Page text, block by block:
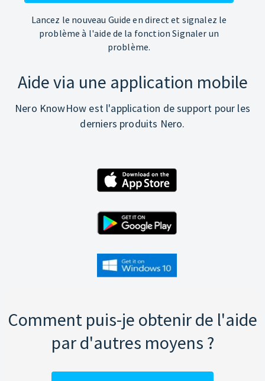
Lancez le nouveau Guide en direct et signalez le
problème à l'aide de la fonction Signaler un
problème.
Aide via une application mobile
Nero KnowHow est l'application de support pour les
derniers produits Nero.
Comment puis-je obtenir de l'aide
par d'autres moyens ?